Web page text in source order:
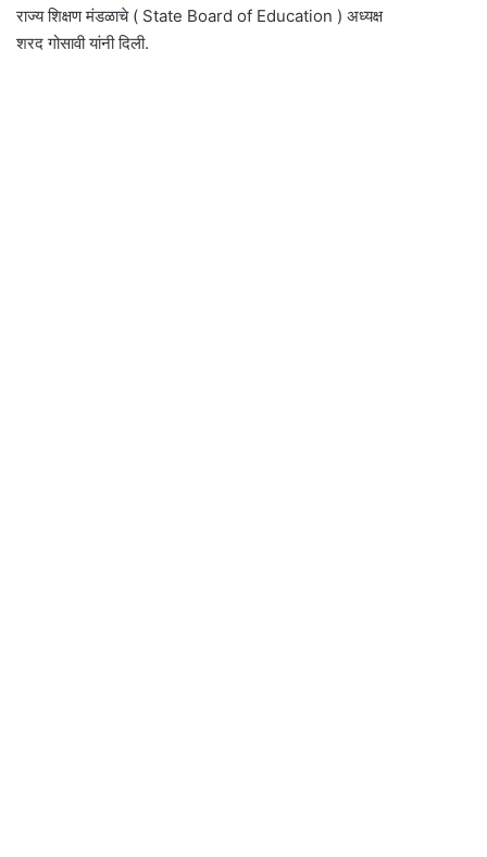
राज्य शिक्षण मंडळाचे ( State Board of Education ) अध्यक्ष
शरद गोसावी यांनी दिली.